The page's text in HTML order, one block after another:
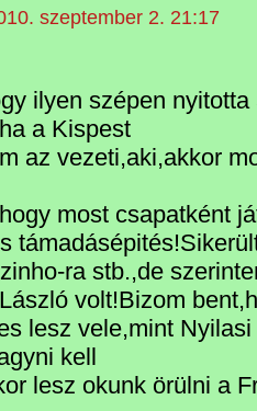
szeptember 2. 21:17
ilyen szépen
a Kispest
az vezeti,aki,akkor
most csapatként
ra stb.,de
volt!Bizom
lesz vele,mint
kell
lesz okunk örülni a